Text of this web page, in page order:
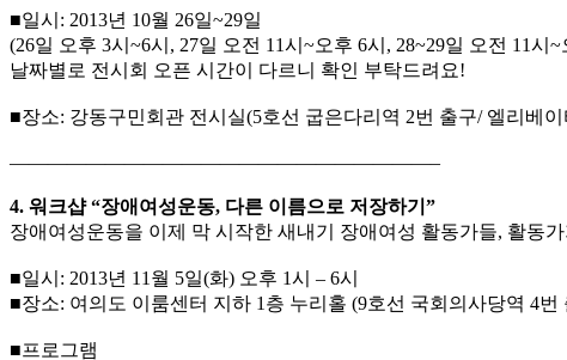
■일시: 2013년 10월 26일~29일
(26일 오후 3시~6시, 27일 오전 11시~오후 6시, 28~29일 오전 11시~
날짜별로 전시회 오픈 시간이 다르니 확인 부탁드려요!
■장소: 강동구민회관 전시실(5호선 굽은다리역 2번 출구/ 엘리베
——————————————————————–
4. 워크샵 “장애여성운동, 다른 이름으로 저장하기”
장애여성운동을 이제 막 시작한 새내기 장애여성 활동가들, 활동
■일시: 2013년 11월 5일(화) 오후 1시 – 6시
■장소: 여의도 이룸센터 지하 1층 누리홀 (9호선 국회의사당역 4
■프로그램